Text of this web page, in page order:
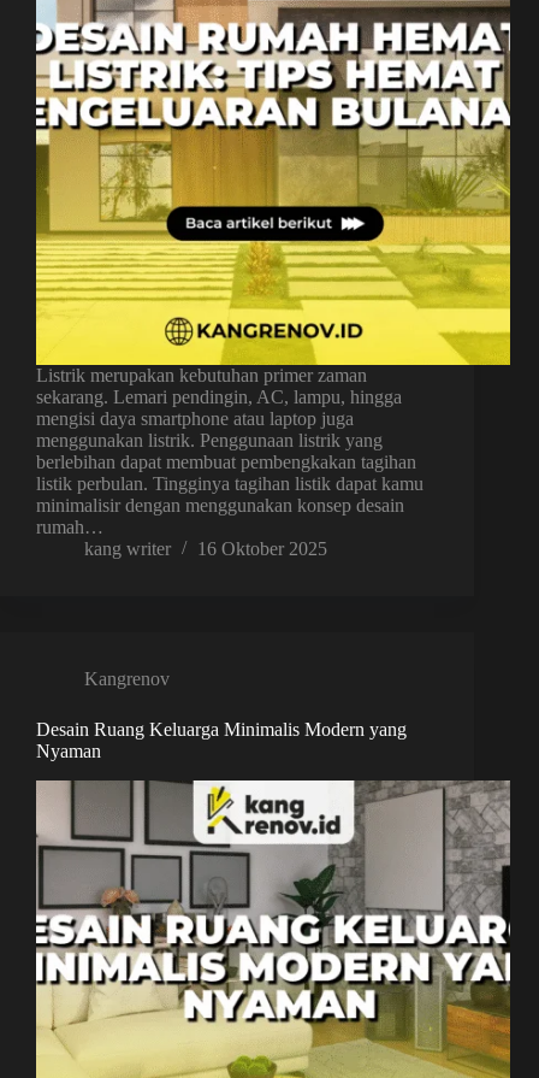
Listrik merupakan kebutuhan primer zaman
sekarang. Lemari pendingin, AC, lampu, hingga
mengisi daya smartphone atau laptop juga
menggunakan listrik. Penggunaan listrik yang
berlebihan dapat membuat pembengkakan tagihan
listik perbulan. Tingginya tagihan listik dapat kamu
minimalisir dengan menggunakan konsep desain
rumah…
kang writer
16 Oktober 2025
Kangrenov
Desain Ruang Keluarga Minimalis Modern yang
Nyaman